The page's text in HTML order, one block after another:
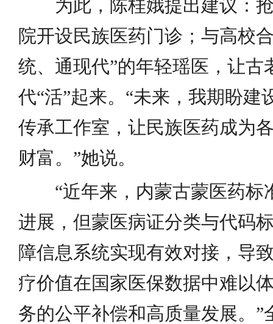
为此，陈桂娥提出建议：
院开设民族医药门诊；与高校
统、通现代”的年轻瑶医，让古
代“活”起来。“未来，我期盼建
传承工作室，让民族医药成为
财富。”她说。
“近年来，内蒙古蒙医药标
进展，但蒙医病证分类与代码
障信息系统实现有效对接，导
疗价值在国家医保数据中难以
务的公平补偿和高质量发展。”